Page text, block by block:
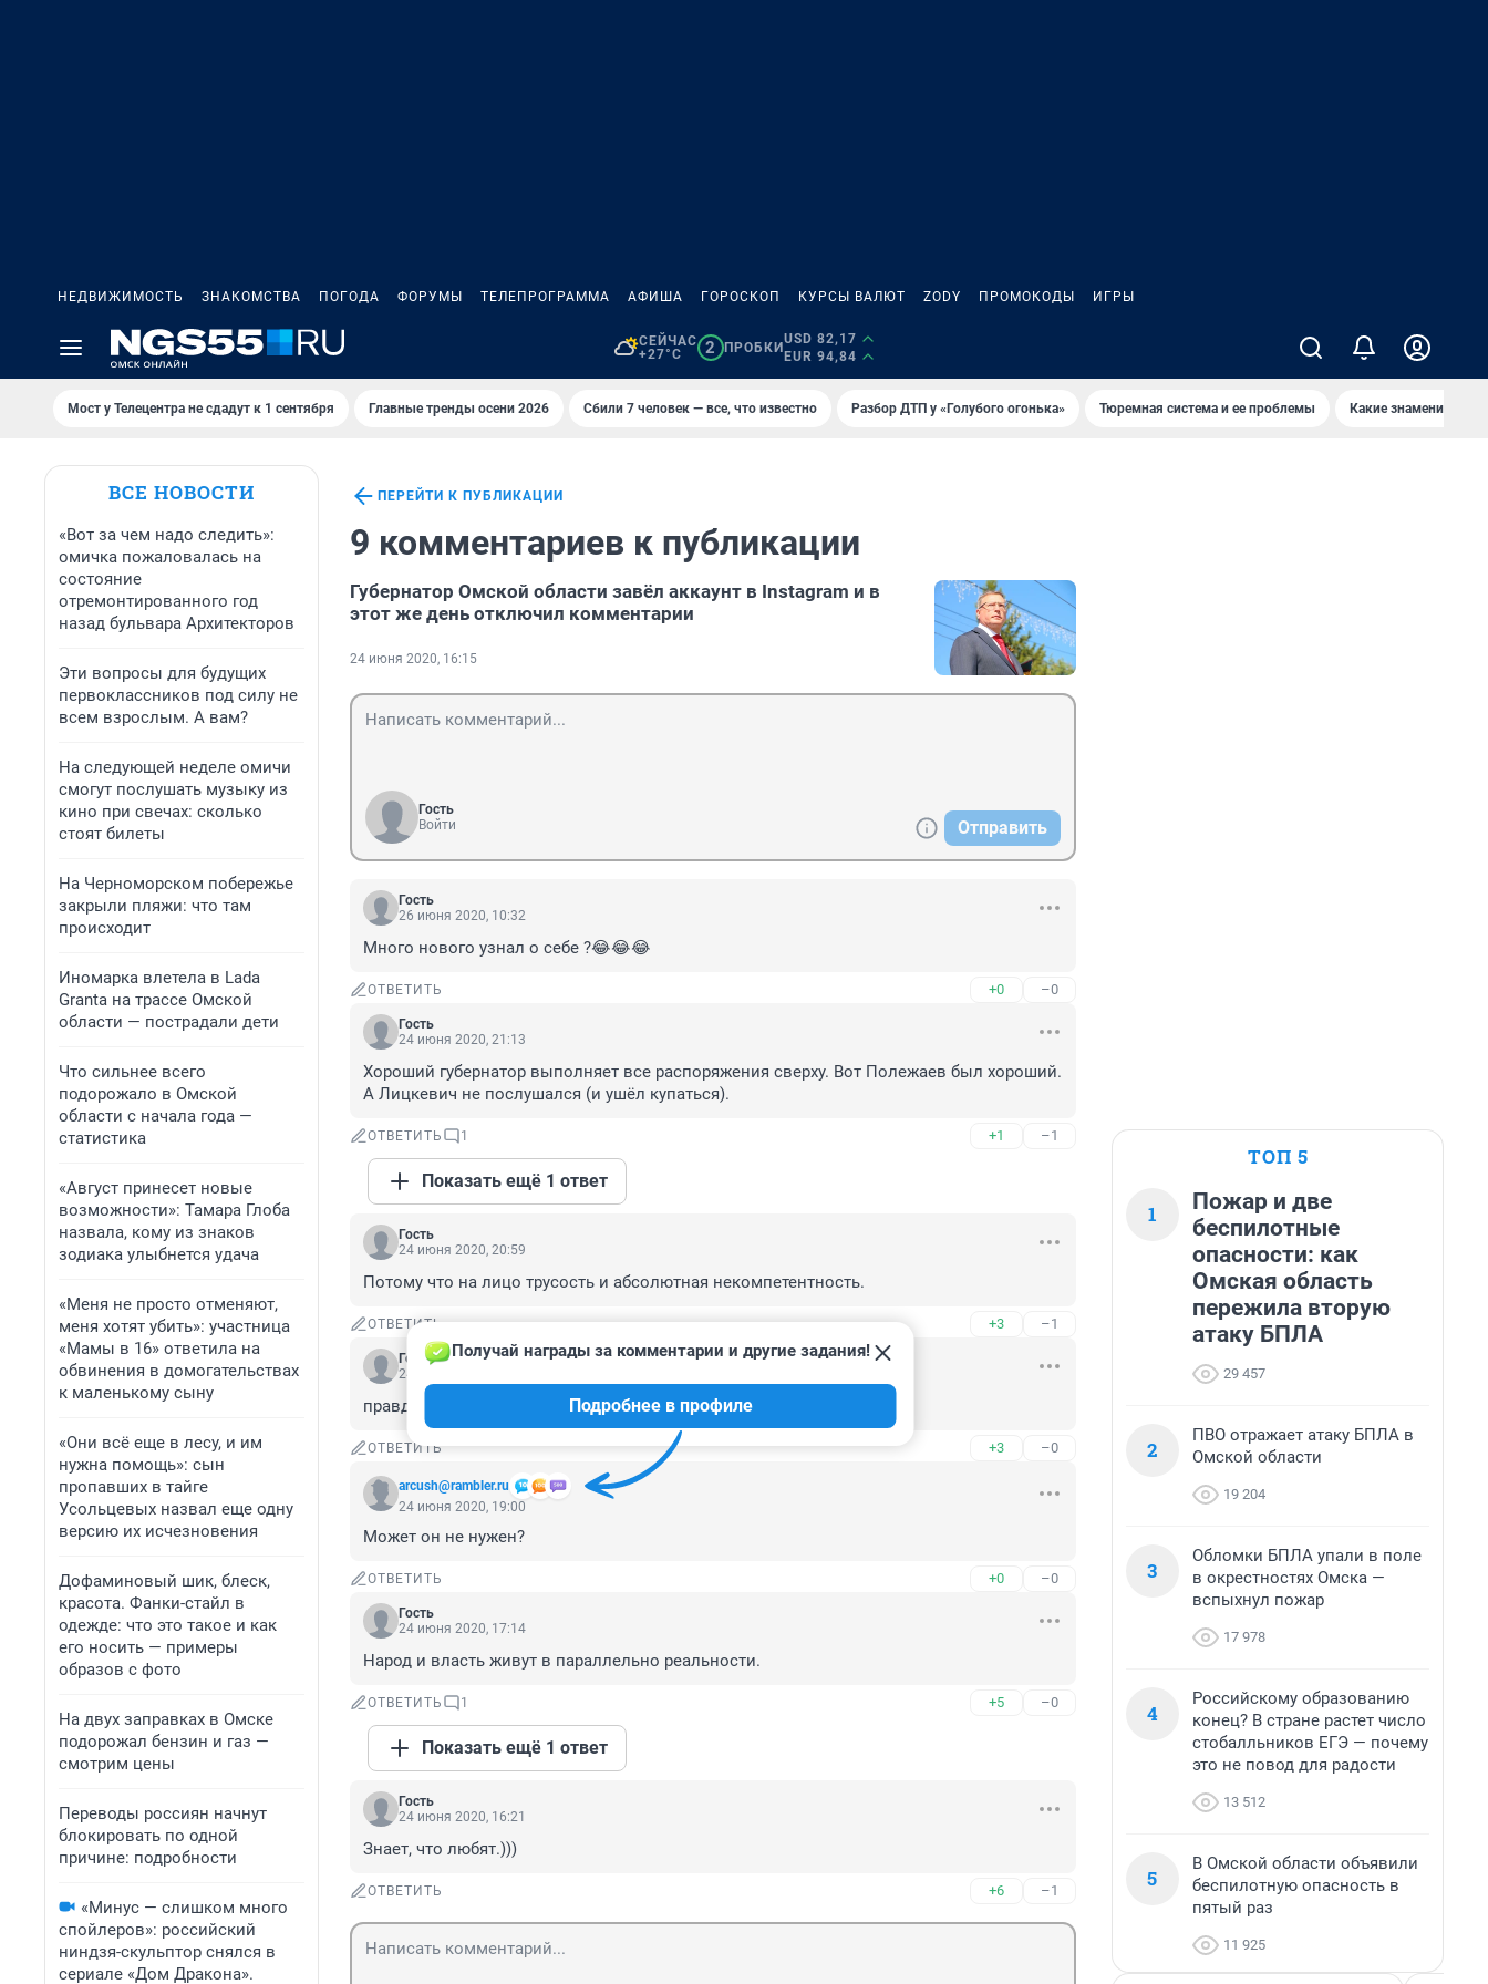
НЕДВИЖИМОСТЬ ЗНАКОМСТВА ПОГОДА ФОРУМЫ ТЕЛЕПРОГРАММА АФИША ГОРОСКОП КУРСЫ ВАЛЮТ ZODY ПРОМОКОДЫ ИГРЫ
СЕЙЧАС
+27°C
2 ПРОБКИ
USD 82,17
EUR 94,84
Мост у Телецентра не сдадут к 1 сентября Главные тренды осени 2026 Сбили 7 человек — все, что известно Разбор ДТП у «Голубого огонька» Тюремная система и ее проблемы Какие знаменитости
ВСЕ НОВОСТИ
«Вот за чем надо следить»:
омичка пожаловалась на
состояние
отремонтированного год
назад бульвара Архитекторов
Эти вопросы для будущих
первоклассников под силу не
всем взрослым. А вам?
На следующей неделе омичи
смогут послушать музыку из
кино при свечах: сколько
стоят билеты
На Черноморском побережье
закрыли пляжи: что там
происходит
Иномарка влетела в Lada
Granta на трассе Омской
области — пострадали дети
Что сильнее всего
подорожало в Омской
области с начала года —
статистика
«Август принесет новые
возможности»: Тамара Глоба
назвала, кому из знаков
зодиака улыбнется удача
«Меня не просто отменяют,
меня хотят убить»: участница
«Мамы в 16» ответила на
обвинения в домогательствах
к маленькому сыну
«Они всё еще в лесу, и им
нужна помощь»: сын
пропавших в тайге
Усольцевых назвал еще одну
версию их исчезновения
Дофаминовый шик, блеск,
красота. Фанки-стайл в
одежде: что это такое и как
его носить — примеры
образов с фото
На двух заправках в Омске
подорожал бензин и газ —
смотрим цены
Переводы россиян начнут
блокировать по одной
причине: подробности
«Минус — слишком много
спойлеров»: российский
ниндзя-скульптор снялся в
сериале «Дом Дракона».
ПЕРЕЙТИ К ПУБЛИКАЦИИ
9 комментариев к публикации
Губернатор Омской области завёл аккаунт в Instagram и в
этот же день отключил комментарии
24 июня 2020, 16:15
Гость
Войти
Отправить
Гость
26 июня 2020, 10:32
Много нового узнал о себе ?😂😂😂
ОТВЕТИТЬ +0 –0
Гость
24 июня 2020, 21:13
Хороший губернатор выполняет все распоряжения сверху. Вот Полежаев был хороший.
А Лицкевич не послушался (и ушёл купаться).
ОТВЕТИТЬ 1 +1 –1
Показать ещё 1 ответ
Гость
24 июня 2020, 20:59
Потому что на лицо трусость и абсолютная некомпетентность.
ОТВЕТИТЬ +3 –1
Гость
24 июня 2020, 19:55
правда глаза колет
ОТВЕТИТЬ +3 –0
arcush@rambler.ru
Получай награды за комментарии и другие задания!
Подробнее в профиле
24 июня 2020, 19:00
Может он не нужен?
ОТВЕТИТЬ +0 –0
Гость
24 июня 2020, 17:14
Народ и власть живут в параллельно реальности.
ОТВЕТИТЬ 1 +5 –0
Показать ещё 1 ответ
Гость
24 июня 2020, 16:21
Знает, что любят.)))
ОТВЕТИТЬ +6 –1
ТОП 5
1
Пожар и две
беспилотные
опасности: как
Омская область
пережила вторую
атаку БПЛА
29 457
2
ПВО отражает атаку БПЛА в
Омской области
19 204
3
Обломки БПЛА упали в поле
в окрестностях Омска —
вспыхнул пожар
17 978
4
Российскому образованию
конец? В стране растет число
стобалльников ЕГЭ — почему
это не повод для радости
13 512
5
В Омской области объявили
беспилотную опасность в
пятый раз
11 925